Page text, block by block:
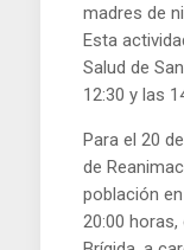
madres de
Esta
Salud de
12:30 y las
Para el 20
de
población
20:00